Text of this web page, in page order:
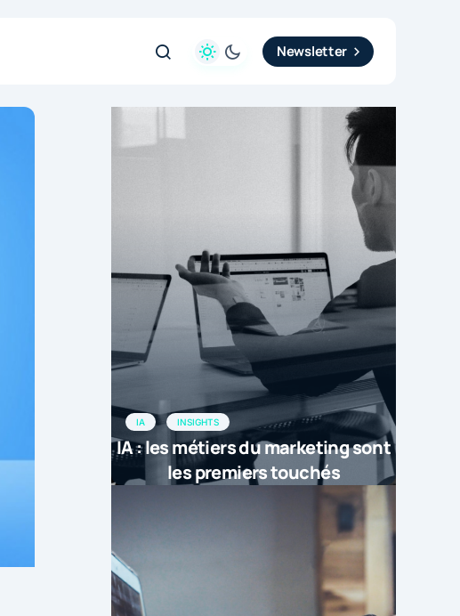
Newsletter
IA INSIGHTS
IA : les métiers du marketing sont
les premiers touchés